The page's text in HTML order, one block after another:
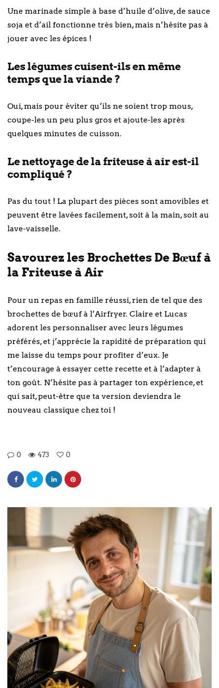
Une marinade simple à base d’huile d’olive, de sauce
soja et d’ail fonctionne très bien, mais n’hésite pas à
jouer avec les épices !
Les légumes cuisent-ils en même
temps que la viande ?
Oui, mais pour éviter qu’ils ne soient trop mous,
coupe-les un peu plus gros et ajoute-les après
quelques minutes de cuisson.
Le nettoyage de la friteuse à air est-il
compliqué ?
Pas du tout ! La plupart des pièces sont amovibles et
peuvent être lavées facilement, soit à la main, soit au
lave-vaisselle.
Savourez les Brochettes De Bœuf à
la Friteuse à Air
Pour un repas en famille réussi, rien de tel que des
brochettes de bœuf à l’Airfryer. Claire et Lucas
adorent les personnaliser avec leurs légumes
préférés, et j’apprécie la rapidité de préparation qui
me laisse du temps pour profiter d’eux. Je
t’encourage à essayer cette recette et à l’adapter à
ton goût. N’hésite pas à partager ton expérience, et
qui sait, peut-être que ta version deviendra le
nouveau classique chez toi !
0 473 0